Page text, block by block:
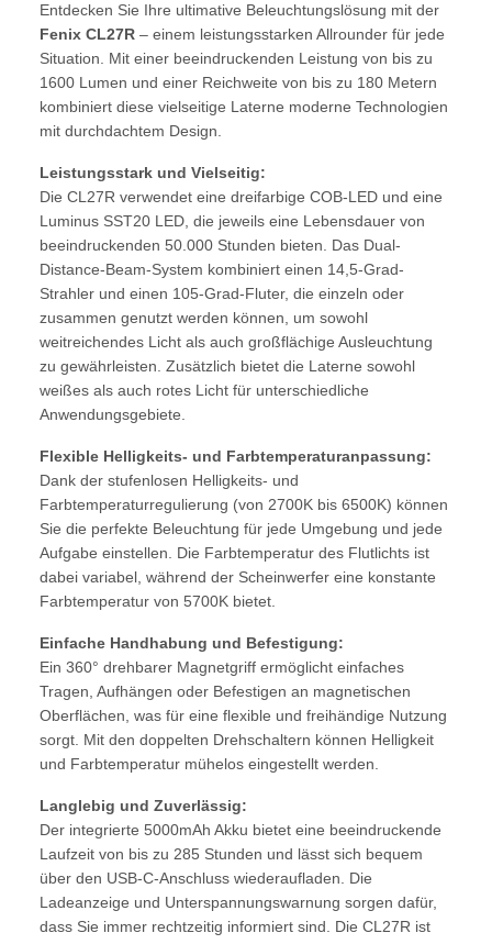
Entdecken Sie Ihre ultimative Beleuchtungslösung mit der
Fenix CL27R – einem leistungsstarken Allrounder für jede
Situation. Mit einer beeindruckenden Leistung von bis zu
1600 Lumen und einer Reichweite von bis zu 180 Metern
kombiniert diese vielseitige Laterne moderne Technologien
mit durchdachtem Design.
Leistungsstark und Vielseitig:
Die CL27R verwendet eine dreifarbige COB-LED und eine
Luminus SST20 LED, die jeweils eine Lebensdauer von
beeindruckenden 50.000 Stunden bieten. Das Dual-
Distance-Beam-System kombiniert einen 14,5-Grad-
Strahler und einen 105-Grad-Fluter, die einzeln oder
zusammen genutzt werden können, um sowohl
weitreichendes Licht als auch großflächige Ausleuchtung
zu gewährleisten. Zusätzlich bietet die Laterne sowohl
weißes als auch rotes Licht für unterschiedliche
Anwendungsgebiete.
Flexible Helligkeits- und Farbtemperaturanpassung:
Dank der stufenlosen Helligkeits- und
Farbtemperaturregulierung (von 2700K bis 6500K) können
Sie die perfekte Beleuchtung für jede Umgebung und jede
Aufgabe einstellen. Die Farbtemperatur des Flutlichts ist
dabei variabel, während der Scheinwerfer eine konstante
Farbtemperatur von 5700K bietet.
Einfache Handhabung und Befestigung:
Ein 360° drehbarer Magnetgriff ermöglicht einfaches
Tragen, Aufhängen oder Befestigen an magnetischen
Oberflächen, was für eine flexible und freihändige Nutzung
sorgt. Mit den doppelten Drehschaltern können Helligkeit
und Farbtemperatur mühelos eingestellt werden.
Langlebig und Zuverlässig:
Der integrierte 5000mAh Akku bietet eine beeindruckende
Laufzeit von bis zu 285 Stunden und lässt sich bequem
über den USB-C-Anschluss wiederaufladen. Die
Ladeanzeige und Unterspannungswarnung sorgen dafür,
dass Sie immer rechtzeitig informiert sind. Die CL27R ist